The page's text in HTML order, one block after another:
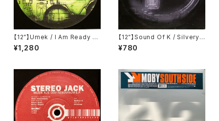
【12”】Umek / I Am Ready EP
(Astrodisco) (ASTRO001-
6)
¥1,280
【12”】Sound Of K / Silvery
Sounds (F Communication
s) (F 087)
¥780